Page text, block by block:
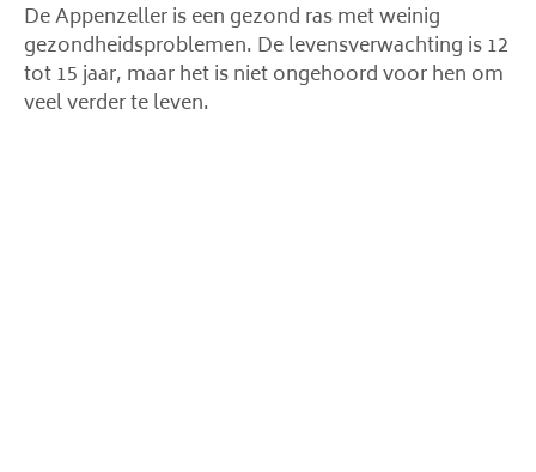
De Appenzeller is een gezond ras met weinig
gezondheidsproblemen. De levensverwachting is 12
tot 15 jaar, maar het is niet ongehoord voor hen om
veel verder te leven.